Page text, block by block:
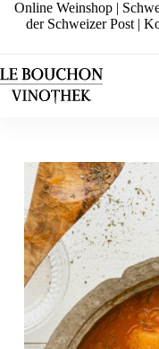
Zum
Inhalt
Online Weinshop |
der Schweizer Post |